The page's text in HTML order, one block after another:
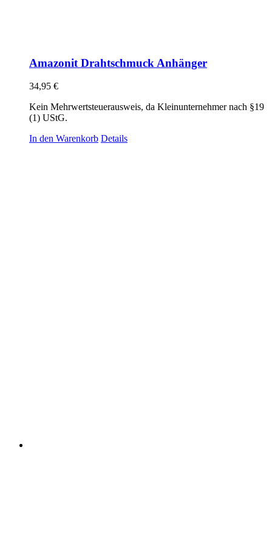
Amazonit Drahtschmuck Anhänger
34,95 €
Kein Mehrwertsteuerausweis, da Kleinunternehmer nach §19
(1) UStG.
In den Warenkorb Details